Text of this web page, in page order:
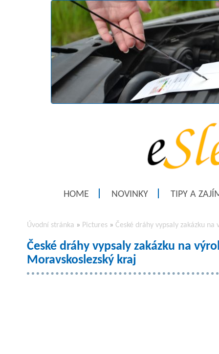
HOME NOVINKY TIPY A
Úvodní stránka » Pictures » České dráhy vypsaly zakázku
České dráhy vypsaly zakázku na
Moravskoslezský kraj